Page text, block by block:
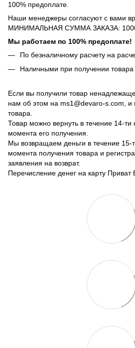
100% предоплате.
Наши менеджеры согласуют с вами
МИНИМАЛЬНАЯ СУММА ЗАКАЗА:
Мы работаем по 100% предоплате!
По безналичному расчету на
Наличными при получении
Если вы получили товар
нам об этом на ms1@devaro-s.com,
товара.
Товар можно вернуть в течение 14-
момента его получения.
Мы возвращаем деньги в течение 15-
момента получения товара и
заявления на возврат.
Перечисление денег на карту Приват